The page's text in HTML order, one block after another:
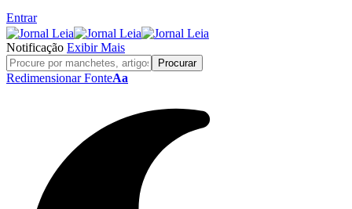
Entrar
Notificação Exibir Mais
Redimensionar FonteAa